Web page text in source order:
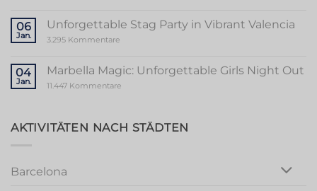
to
a
Memorable
Party
06
Jan.
Unforgettable Stag Party in Vibrant Valencia
3.295 Kommentare
Party
in
Vibrant
04
Jan.
Marbella Magic: Unforgettable Girls Night Out
11.447 Kommentare
Girls
Night
AKTIVITÄTEN NACH STÄDTEN
Barcelona